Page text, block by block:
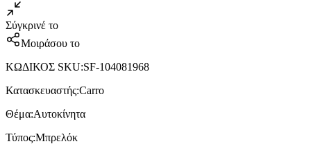
Σύγκρινέ το
Μοιράσου το
ΚΩΔΙΚΟΣ SKU:SF-104081968
Κατασκευαστής:Carro
Θέμα:Αυτοκίνητα
Τύπος:Μπρελόκ